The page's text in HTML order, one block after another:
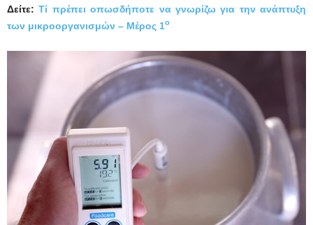
Δείτε:Τί πρέπει οπωσδήποτε να γνωρίζω για την ανάπτυξη
των μικροοργανισμών – Μέρος 1ο